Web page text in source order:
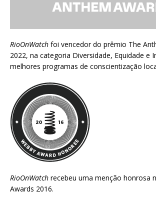
RioOnWatch foi vencedor do prêmio The
2022, na categoria Diversidade, Equidade e
melhores programas de conscientização
RioOnWatch recebeu uma menção honrosa
Awards 2016.